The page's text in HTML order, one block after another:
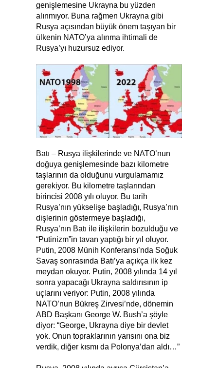
genişlemesine Ukrayna bu yüzden
alınmıyor. Buna rağmen Ukrayna gibi
Rusya açısından büyük önem taşıyan bir
ülkenin NATO’ya alınma ihtimali de
Rusya’yı huzursuz ediyor.
Batı – Rusya ilişkilerinde ve NATO’nun
doğuya genişlemesinde bazı kilometre
taşlarının da olduğunu vurgulamamız
gerekiyor. Bu kilometre taşlarından
birincisi 2008 yılı oluyor. Bu tarih
Rusya’nın yükselişe başladığı, Rusya’nın
dişlerinin göstermeye başladığı,
Rusya’nın Batı ile ilişkilerin bozulduğu ve
“Putinizm”in tavan yaptığı bir yıl oluyor.
Putin, 2008 Münih Konferansı’nda Soğuk
Savaş sonrasında Batı’ya açıkça ilk kez
meydan okuyor. Putin, 2008 yılında 14 yıl
sonra yapacağı Ukrayna saldırısının ip
uçlarını veriyor: Putin, 2008 yılında
NATO’nun Bükreş Zirvesi’nde, dönemin
ABD Başkanı George W. Bush’a şöyle
diyor: “George, Ukrayna diye bir devlet
yok. Onun topraklarının yarısını ona biz
verdik, diğer kısmı da Polonya’dan aldı…”